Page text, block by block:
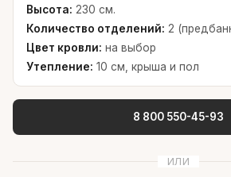
Высота: 230 см.
Количество отделений: 2
Цвет кровли: на выбор
Утепление: 10 см, крыша и пол
8 800 550-45-93
ИЛИ